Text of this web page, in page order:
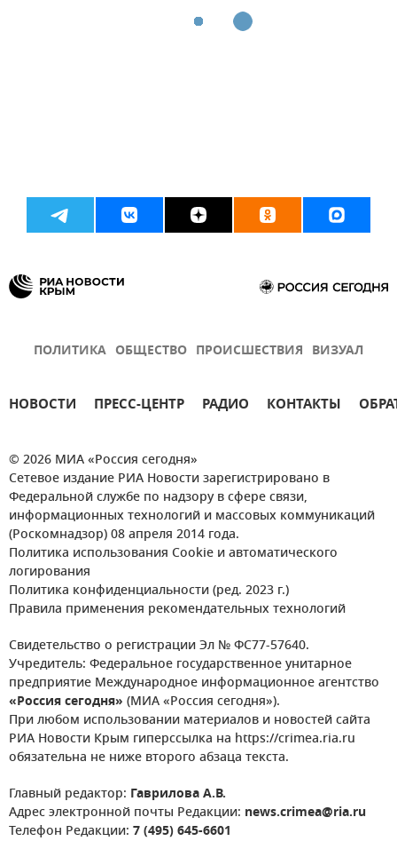
ПОЛИТИКА ОБЩЕСТВО ПРОИСШЕСТВИЯ ВИЗУАЛ
НОВОСТИ ПРЕСС-ЦЕНТР РАДИО КОНТАКТЫ
© 2026 МИА «Россия сегодня»
Сетевое издание РИА Новости зарегистрировано в
Федеральной службе по надзору в сфере связи,
информационных технологий и массовых коммуникаций
(Роскомнадзор) 08 апреля 2014 года.
Политика использования Cookie и автоматического
логирования
Политика конфиденциальности (ред. 2023 г.)
Правила применения рекомендательных технологий
Свидетельство о регистрации Эл № ФС77-57640.
Учредитель: Федеральное государственное унитарное
предприятие Международное информационное агентство
«Россия сегодня» (МИА «Россия сегодня»).
При любом использовании материалов и новостей сайта
РИА Новости Крым гиперссылка на https://crimea.ria.ru
обязательна не ниже второго абзаца текста.
Главный редактор: Гаврилова А.В.
Адрес электронной почты Редакции: news.crimea@ria.ru
Телефон Редакции: 7 (495) 645-6601